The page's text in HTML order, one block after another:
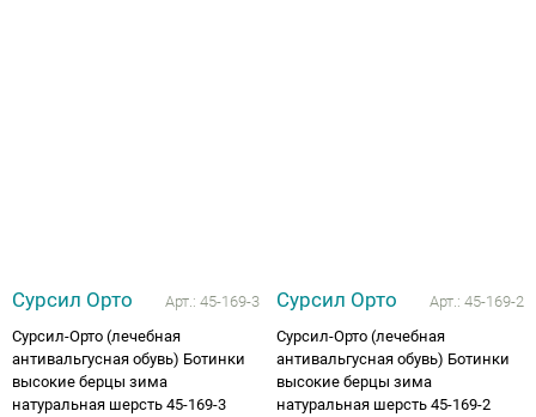
Сурсил Орто Арт.: 45-169-3
Сурсил-Орто (лечебная
антивальгусная обувь) Ботинки
высокие берцы зима
натуральная шерсть 45-169-3
Сурсил Орто Арт.: 45-169-2
Сурсил-Орто (лечебная
антивальгусная обувь) Ботинки
высокие берцы зима
натуральная шерсть 45-169-2